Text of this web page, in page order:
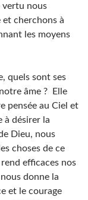
vertu nous
cherchons à
les moyens
quels sont ses
âme ? Elle
pensée au Ciel et
à désirer la
Dieu, nous
choses de ce
efficaces nos
donne la
et le courage